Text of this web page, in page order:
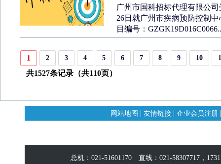
广州市国科招标代理有限公
26日就广州市疾病预防控制
目编号：
1 2 3 4 5 6 7 8 9 10
共1527条记录（共110页）
网站地图 | 友情链接 | 企业会员注册
总机：021-51601170 直线：021-58307717，